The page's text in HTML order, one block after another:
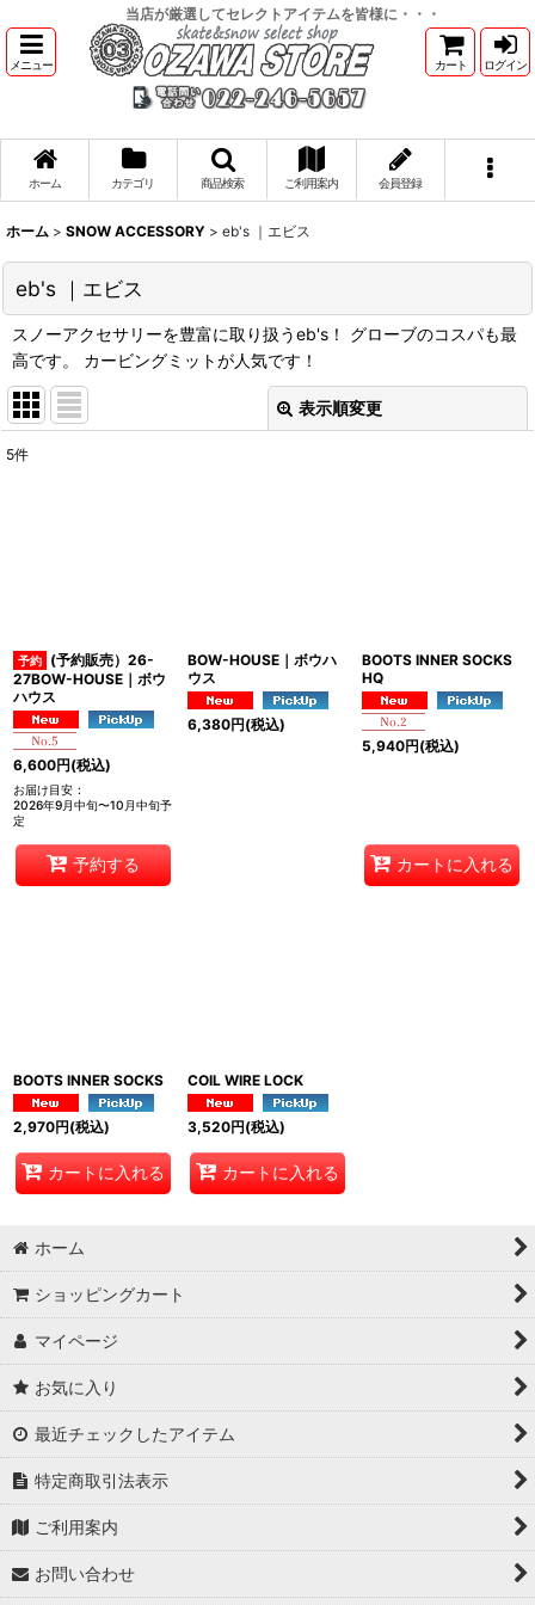
当店が厳選してセレクトアイテムを皆様に・・・
メニュー カート ログイン
ホーム カテゴリ 商品検索 ご利用案内 会員登録
ホーム > SNOW ACCESSORY > eb's ｜エビス
eb's ｜エビス
スノーアクセサリーを豊富に取り扱うeb's！ グローブのコスパも最
高です。 カービングミットが人気です！
表示順変更
5件
(予約販売）26-
27BOW-HOUSE｜ボウ
ハウス
6,600円(税込)
お届け目安 :
2026年9月中旬〜10月中旬予
定
予約する
BOW-HOUSE｜ボウハ
ウス
6,380円(税込)
BOOTS INNER SOCKS
HQ
5,940円(税込)
カートに入れる
BOOTS INNER SOCKS
2,970円(税込)
カートに入れる
COIL WIRE LOCK
3,520円(税込)
カートに入れる
ホーム
ショッピングカート
マイページ
お気に入り
最近チェックしたアイテム
特定商取引法表示
ご利用案内
お問い合わせ